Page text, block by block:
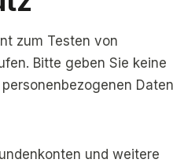
zum Testen von
Bitte geben Sie keine
Daten
und weitere